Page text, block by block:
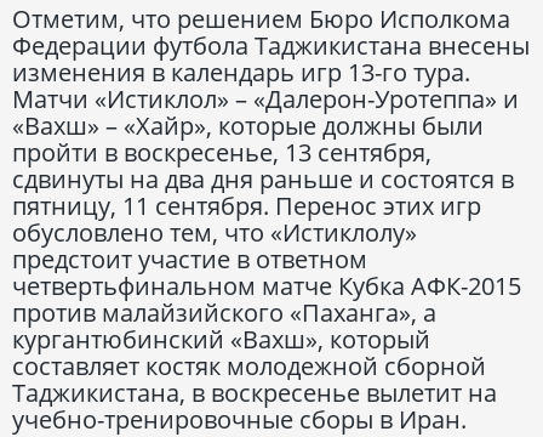
Отметим, что решением Бюро Исполкома
Федерации футбола Таджикистана внесены
изменения в календарь игр 13-го тура.
Матчи «Истиклол» – «Далерон-Уротеппа» и
«Вахш» – «Хайр», которые должны были
пройти в воскресенье, 13 сентября,
сдвинуты на два дня раньше и состоятся в
пятницу, 11 сентября. Перенос этих игр
обусловлено тем, что «Истиклолу»
предстоит участие в ответном
четвертьфинальном матче Кубка АФК-2015
против малайзийского «Паханга», а
кургантюбинский «Вахш», который
составляет костяк молодежной сборной
Таджикистана, в воскресенье вылетит на
учебно-тренировочные сборы в Иран.